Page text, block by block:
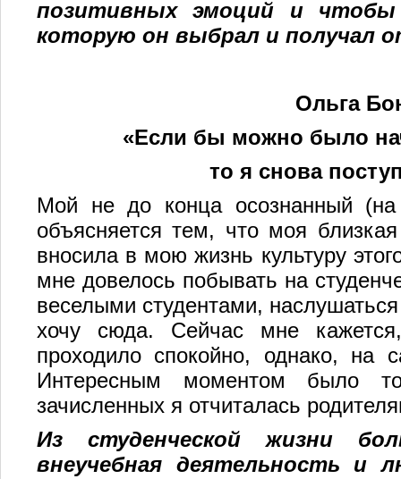
позитивных эмоций и
которую он выбрал и получал
Ольга
«Если бы можно было
то я снова
Мой не до конца осознанный
объясняется тем, что моя
вносила в мою жизнь культуру
мне довелось побывать на
веселыми студентами,
хочу сюда. Сейчас мне
проходило спокойно, однако, на
Интересным моментом было
зачисленных я отчиталась
Из студенческой жизни
внеучебная деятельность и